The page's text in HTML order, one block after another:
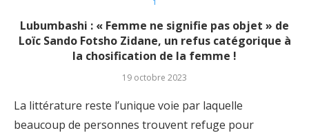
Lubumbashi : « Femme ne signifie pas objet » de
Loïc Sando Fotsho Zidane, un refus catégorique à
la chosification de la femme !
19 octobre 2023
La littérature reste l’unique voie par laquelle
beaucoup de personnes trouvent refuge pour